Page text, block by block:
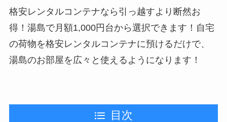
格安レンタルコンテナなら引っ越すより断然お
得！湯島で月額1,000円台から選択できます！自宅
の荷物を格安レンタルコンテナに預けるだけで、
湯島のお部屋を広々と使えるようになります！
目次